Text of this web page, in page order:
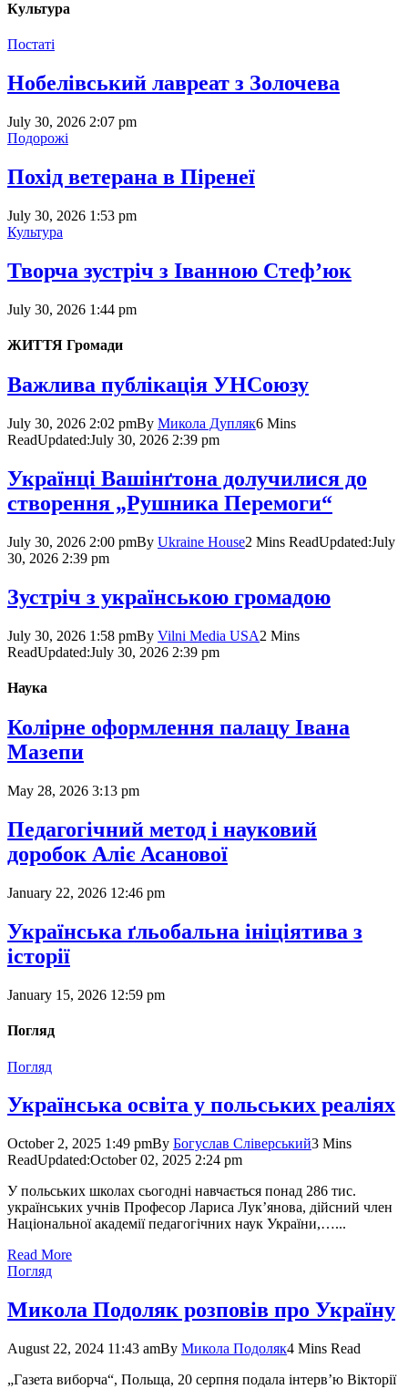
Культура
Постаті
Нобелівський лавреат з Золочева
July 30, 2026 2:07 pm
Подорожі
Похід ветерана в Піренеї
July 30, 2026 1:53 pm
Культура
Творча зустріч з Іванною Стеф’юк
July 30, 2026 1:44 pm
ЖИТТЯ Громади
Важлива публікація УНСоюзу
July 30, 2026 2:02 pmBy Микола Дупляк6 Mins
ReadUpdated:July 30, 2026 2:39 pm
Українці Вашінґтона долучилися до
створення „Рушника Перемоги“
July 30, 2026 2:00 pmBy Ukrainе House2 Mins ReadUpdated:July
30, 2026 2:39 pm
Зустріч з українською громадою
July 30, 2026 1:58 pmBy Vilni Media USA2 Mins
ReadUpdated:July 30, 2026 2:39 pm
Наука
Колірне оформлення палацу Івана
Мазепи
May 28, 2026 3:13 pm
Педагогічний метод і науковий
доробок Аліє Асанової
January 22, 2026 12:46 pm
Українська ґльобальна ініціятива з
історії
January 15, 2026 12:59 pm
Погляд
Погляд
Українська освіта у польських реаліях
October 2, 2025 1:49 pmBy Богуслав Сліверський3 Mins
ReadUpdated:October 02, 2025 2:24 pm
У польських школах сьогодні навчається понад 286 тис.
українських учнів Професор Лариса Лук’янова, дійсний член
Національної академії педагогічних наук України,…...
Read More
Погляд
Микола Подоляк розповів про Україну
August 22, 2024 11:43 amBy Микола Подоляк4 Mins Read
„Газета виборча“, Польща, 20 серпня подала інтерв’ю Вікторії